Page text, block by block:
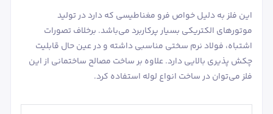
این فلز به دلیل خواص فرو مغناطیسی که دارد در تولید
موتورهای الکتریکی بسیار پرکاربرد می‌باشد. برخلاف تصورات
اشتباه، فولاد نرم سختی مناسبی داشته و در عین حال قابلیت
چکش پذیری بالایی دارد. علاوه بر ساخت مصالح ساختمانی از این
فلز می‌توان در ساخت انواع لوله استفاده کرد.